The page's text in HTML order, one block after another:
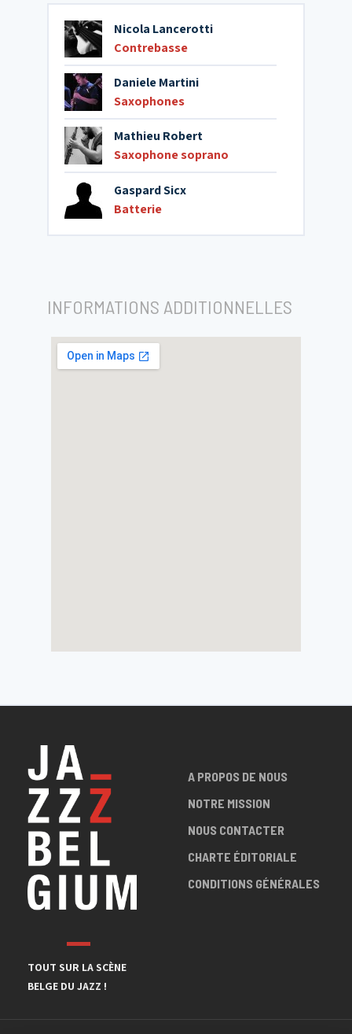
Nicola Lancerotti
Contrebasse
Daniele Martini
Saxophones
Mathieu Robert
Saxophone soprano
Gaspard Sicx
Batterie
INFORMATIONS ADDITIONNELLES
TOUT SUR LA SCÈNE
BELGE DU JAZZ !
A PROPOS DE NOUS
NOTRE MISSION
NOUS CONTACTER
CHARTE ÉDITORIALE
CONDITIONS GÉNÉRALES